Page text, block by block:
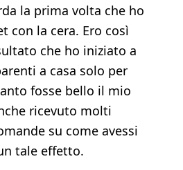
la prima volta che ho
con la cera. Ero così
che ho iniziato a
a casa solo per
fosse bello il mio
ricevuto molti
su come avessi
tale effetto.